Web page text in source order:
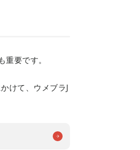
要です。
けて、ウメブラJ